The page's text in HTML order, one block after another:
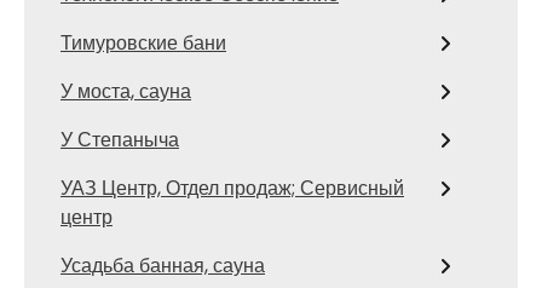
Тимуровские бани
У моста, сауна
У Степаныча
УАЗ Центр, Отдел продаж; Сервисный
центр
Усадьба банная, сауна